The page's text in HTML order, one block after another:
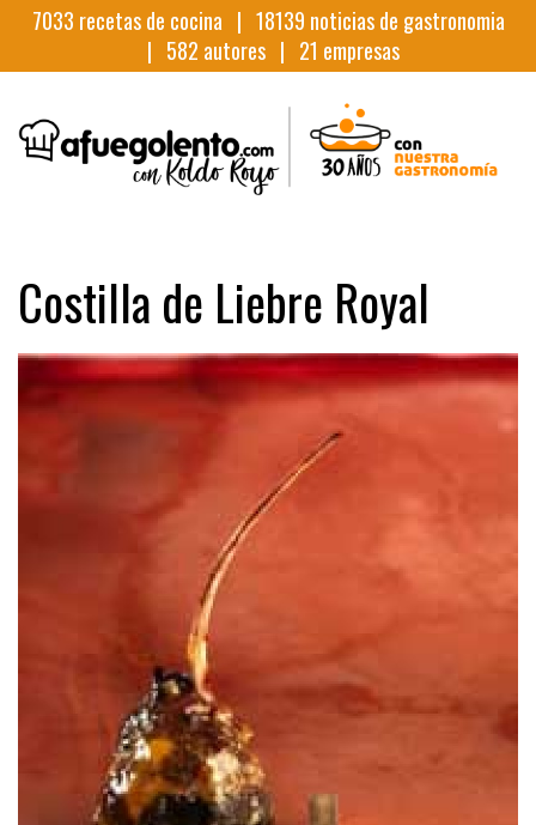
7033 recetas de cocina | 18139 noticias de gastronomia
| 582 autores | 21 empresas
Costilla de Liebre Royal